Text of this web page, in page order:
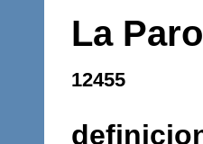
La
12455